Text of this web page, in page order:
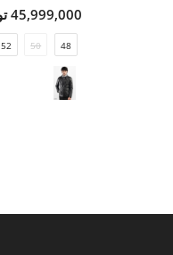
45,999,000 تومان
48
50
52